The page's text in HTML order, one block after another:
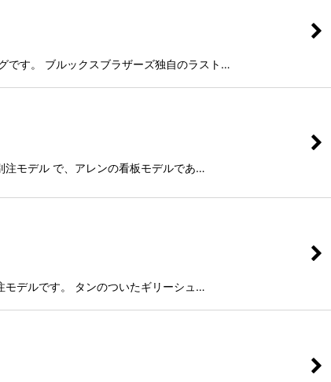
です。 ブルックスブラザーズ独自のラスト…
モデル で、アレンの看板モデルであ…
デルです。 タンのついたギリーシュ…